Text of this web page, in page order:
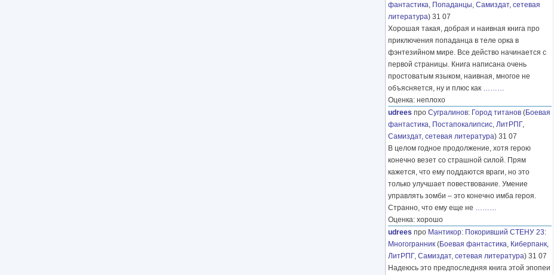
фантастика, Попаданцы, Самиздат, сетевая
литература) 31 07
Хорошая такая, добрая и наивная книга про
приключения попаданца в теле орка в
фэнтезийном мире. Все действо начинается с
первой страницы. Книга написана очень
простоватым языком, наивная, многое не
объясняется, ну и плюс как ………
Оценка: неплохо
udrees про Сугралинов: Город титанов (Боевая
фантастика, Постапокалипсис, ЛитРПГ,
Самиздат, сетевая литература) 31 07
В целом годное продолжение, хотя герою
конечно везет со страшной силой. Прям
кажется, что ему поддаются враги, но это
только улучшает повествование. Умение
управлять зомби – это конечно имба героя.
Странно, что ему еще не ………
Оценка: хорошо
udrees про Мантикор: Покоривший СТЕНУ 23:
Многогранник (Боевая фантастика, Киберпанк,
ЛитРПГ, Самиздат, сетевая литература) 31 07
Надеюсь это предпоследняя книга этой эпопеи